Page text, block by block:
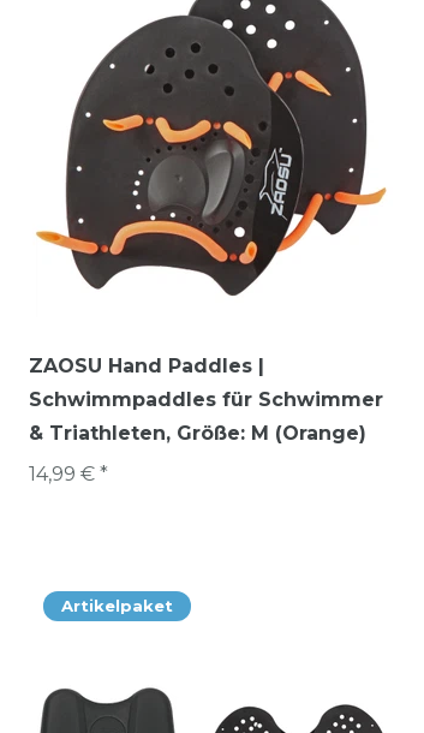
ZAOSU Hand Paddles |
Schwimmpaddles für Schwimmer
& Triathleten, Größe: M (Orange)
14,99 € *
Artikelpaket